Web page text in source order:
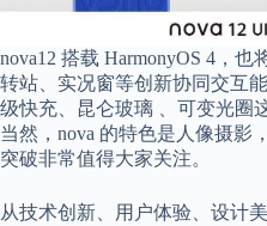
nova12 搭载 HarmonyOS 4，
转站、实况窗等创新协同交互
级快充、昆仑玻璃 、可变光圈
当然，nova 的特色是人像摄影
突破非常值得大家关注。
从技术创新、用户体验、设计